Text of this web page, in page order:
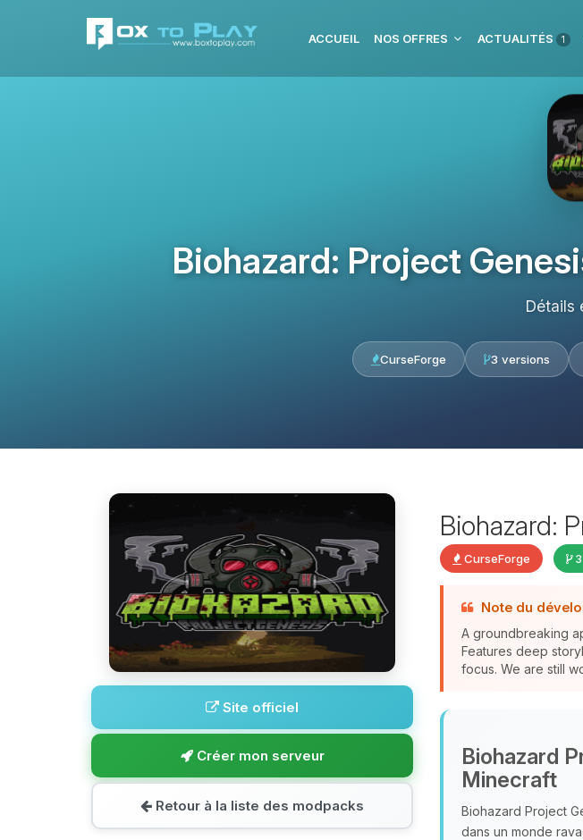
ACCUEIL NOS OFFRES ACTUALITÉS 1
Biohazard: Project
Détails
CurseForge 3 versions
Site officiel
Créer mon serveur
Retour à la liste des modpacks
Biohazard:
CurseForge 3
Note du
A groundbreaking
Features deep
focus. We are still
Biohazard
Minecraft
Biohazard Project
dans un monde